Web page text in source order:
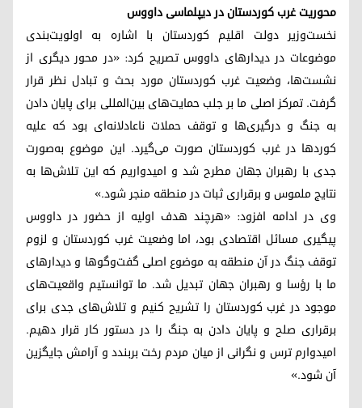
محوریت غرب کوردستان در دیپلماسی داووس
نخست‌وزیر دولت اقلیم کوردستان با اشاره به اولویت‌بندی
موضوعات در دیدارهای داووس تصریح کرد: «در محور دیگری از
نشست‌ها، وضعیت غرب کوردستان مورد بحث و تبادل نظر قرار
گرفت. تمرکز اصلی ما بر جلب حمایت‌های بین‌المللی برای پایان دادن
به جنگ و درگیری‌ها و توقف حملات ناعادلانه‌ای بود که علیه
کوردها در غرب کوردستان صورت می‌گیرد. این موضوع به‌صورت
جدی با رهبران جهان مطرح شد و امیدواریم که این تلاش‌ها به
نتایج ملموس و برقراری ثبات در منطقه منجر شود.»
وی در ادامه افزود: «هرچند هدف اولیه از حضور در داووس
پیگیری مسائل اقتصادی بود، اما وضعیت غرب کوردستان و لزوم
توقف جنگ در آن منطقه به موضوع اصلی گفت‌وگوها و دیدارهای
ما با رؤسا و رهبران جهان تبدیل شد. ما توانستیم واقعیت‌های
موجود در غرب کوردستان را تشریح کنیم و تلاش‌های جدی برای
برقراری صلح و پایان دادن به جنگ را در دستور کار قرار دهیم.
امیدوارم ترس و نگرانی از میان مردم رخت بربندد و آرامش جایگزین
آن شود.»